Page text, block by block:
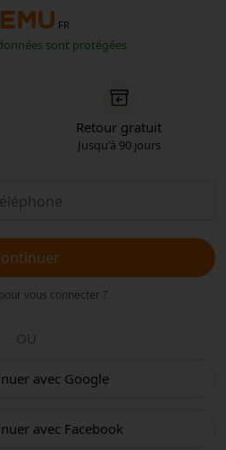
FR
sont protégées
Retour gratuit
Jusqu'à 90 jours
vous connecter ?
OU
avec Google
avec Facebook